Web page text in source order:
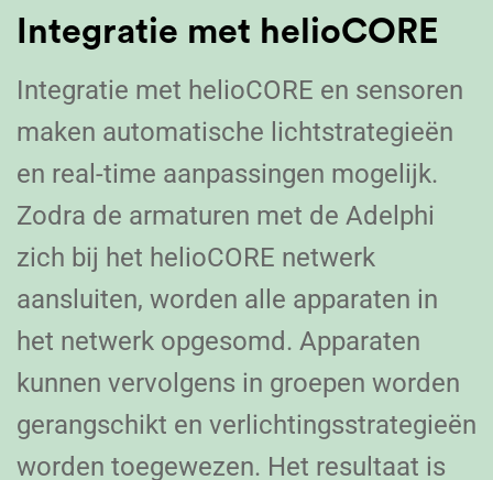
Integratie met helioCORE
Integratie met helioCORE en sensoren
maken automatische lichtstrategieën
en real-time aanpassingen mogelijk.
Zodra de armaturen met de Adelphi
zich bij het helioCORE netwerk
aansluiten, worden alle apparaten in
het netwerk opgesomd. Apparaten
kunnen vervolgens in groepen worden
gerangschikt en verlichtingsstrategieën
worden toegewezen. Het resultaat is